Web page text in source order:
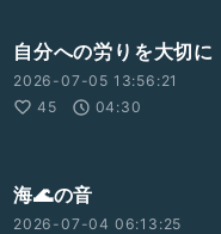
自分への労りを大切に
2026-07-05 13:56:21
45
04:30
海🌊の音
2026-07-04 06:13:25